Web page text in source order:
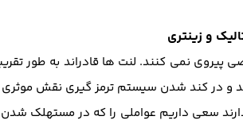
و زینتری
نمی کنند. لنت ها قادراند به طور
و در کند شدن سیستم ترمز گیری نقش موثری
سعی داریم عواملی را که در مستهلک